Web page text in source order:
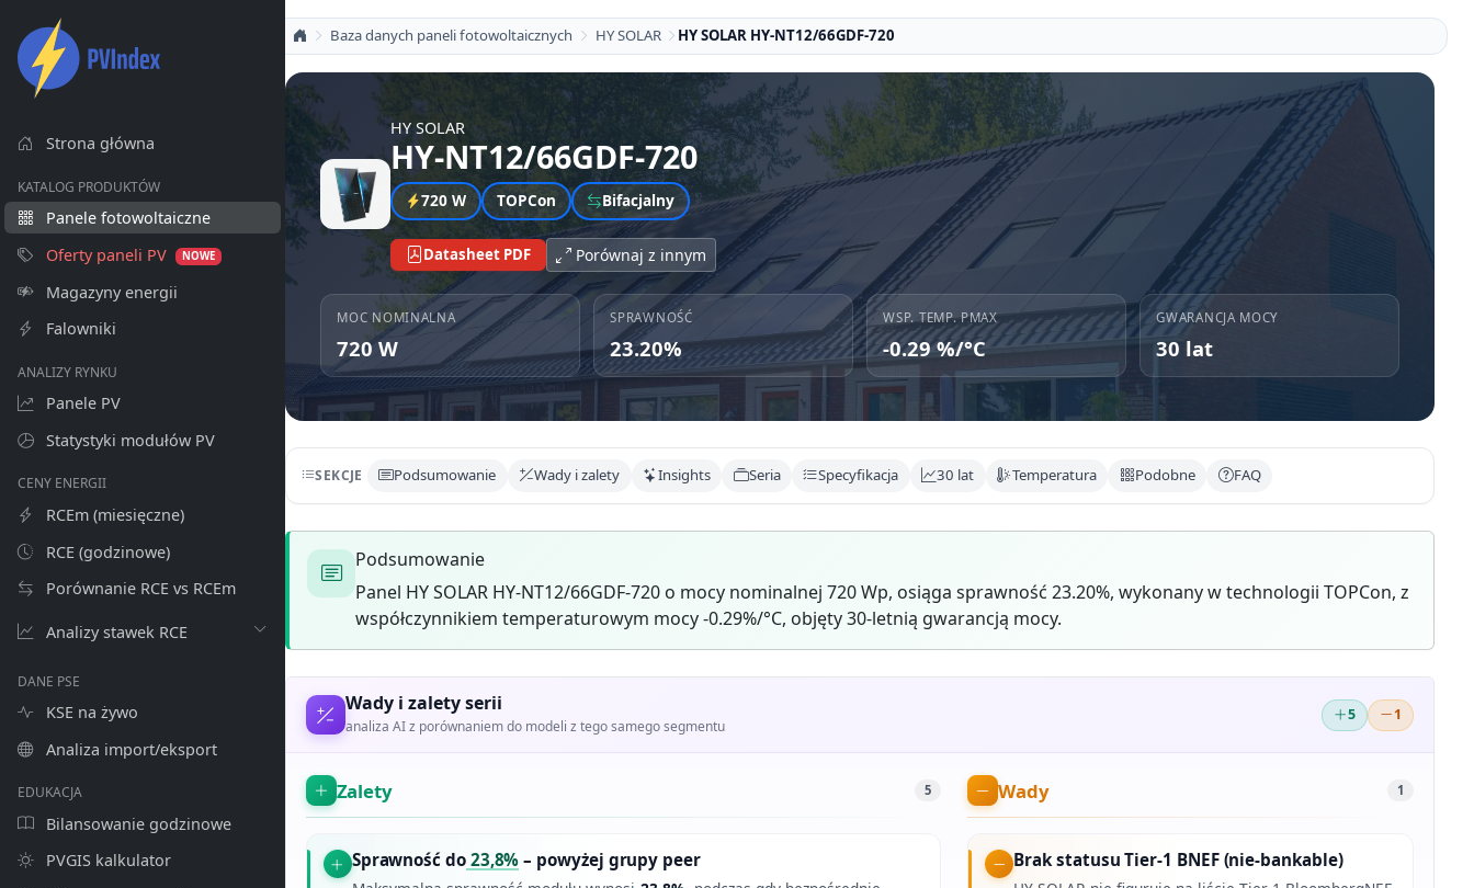
Strona główna
KATALOG PRODUKTÓW
Panele fotowoltaiczne
Oferty paneli PV
NOWE
Magazyny energii
Falowniki
ANALIZY RYNKU
Panele PV
Statystyki modułów PV
CENY ENERGII
RCEm (miesięczne)
RCE (godzinowe)
Porównanie RCE vs RCEm
Analizy stawek RCE
DANE PSE
KSE na żywo
Analiza import/eksport
EDUKACJA
Bilansowanie godzinowe
PVGIS kalkulator
Baza danych paneli fotowoltaicznych HY SOLAR HY SOLAR HY-NT12/66GDF-720
HY SOLAR
HY-NT12/66GDF-720
720 W TOPCon Bifacjalny
Datasheet PDF Porównaj z innym
MOC NOMINALNA
720 W
SPRAWNOŚĆ
23.20%
WSP. TEMP. PMAX
-0.29 %/°C
GWARANCJA MOCY
30 lat
SEKCJE Podsumowanie Wady i zalety Insights Seria Specyfikacja 30 lat Temperatura Podobne FAQ
Podsumowanie
Panel HY SOLAR HY-NT12/66GDF-720 o mocy nominalnej 720 Wp, osiąga sprawność 23.20%, wykonany w technologii TOPCon, z
współczynnikiem temperaturowym mocy -0.29%/°C, objęty 30-letnią gwarancją mocy.
Wady i zalety serii
analiza AI z porównaniem do modeli z tego samego segmentu
5 1
Zalety 5
Sprawność do23,8% – powyżej grupy peer
Wady 1
Brak statusu Tier-1 BNEF (nie-bankable)